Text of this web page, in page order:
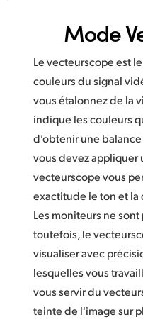
Mode
Le vecteurscope est
couleurs du signal
vous étalonnez de la
indique les couleurs
d’obtenir une
vous devez appliquer
vecteurscope vous
exactitude le ton et
Les moniteurs ne
toutefois, le
visualiser avec
lesquelles vous
vous servir du
teinte de l'image sur